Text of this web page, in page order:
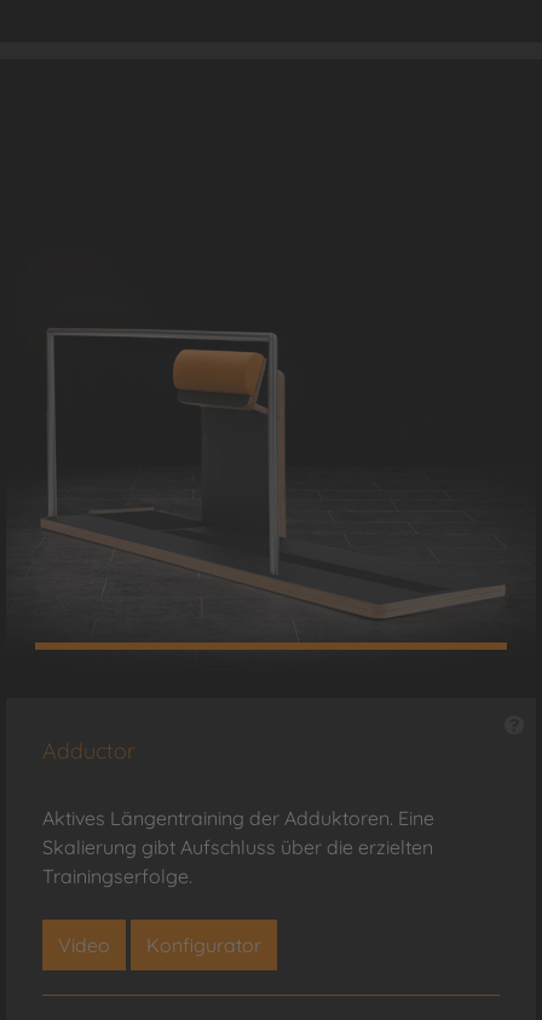
Adductor
Aktives Längentraining der Adduktoren. Eine
Skalierung gibt Aufschluss über die erzielten
Trainingserfolge.
Video Konfigurator